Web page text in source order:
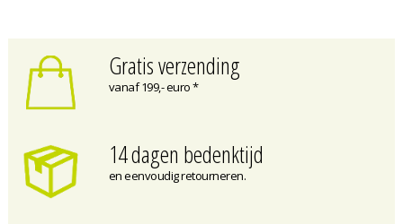
Gratis verzending
vanaf 199,- euro *
14 dagen bedenktijd
en eenvoudig retourneren.